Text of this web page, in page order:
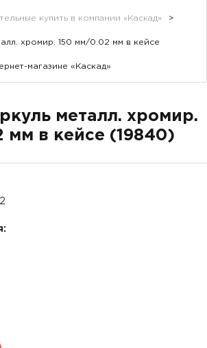
купить в компании «Каскад» >
хромир. 150 мм/0.02 мм в кейсе
магазине «Каскад»
металл. хромир.
мм в кейсе (19840)